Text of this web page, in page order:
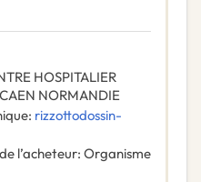
HOSPITALIER
NORMANDIE
: rizzottodossin-
l’acheteur: Organisme